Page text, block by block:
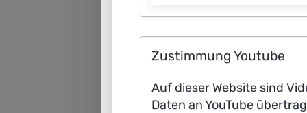
Zustimmung Youtube
Auf dieser Website sind
Daten an YouTube